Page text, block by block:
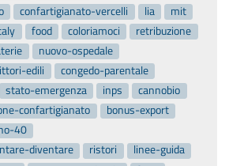
confartigianato-vercelli lia
mit
food coloriamoci
retribuzione
nuovo-ospedale
edili
congedo-parentale
stato-emergenza inps
cannobio
confartigianato
bonus-export
40
diventare
ristori
linee-guida